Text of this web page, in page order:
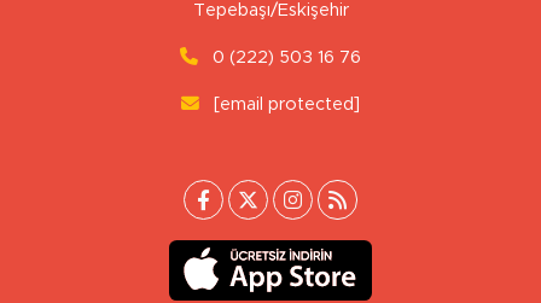
Tepebaşı/Eskişehir
0 (222) 503 16 76
[email protected]